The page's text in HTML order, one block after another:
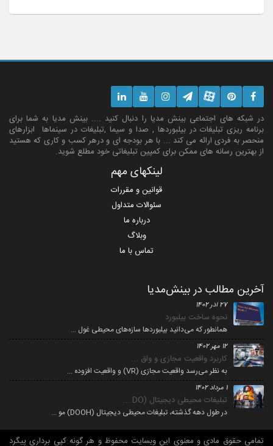
در شبکه های اجتماعی بینش مدیا را دنبال کنید .... بینش مدیا به شما برای
برنامه ریزی تبلیغات در بیلبوردها , صدا و سیما ,تبلیغات در سینماها ابزارهای
منحصر به فردی ارائه می کند ... با هر بودجه ای و درهر کسب و کاری که هستید
از بهترین رسانه های ممکن برای کمپین تبلیغاتی خود مطلع شوید.
لینکهای مهم
قوانین و مقررات
سئوالات متداول
درباره ما
وبلاگ
تماس با ما
آخرین مطالب در بینش‌مدیا
27 آذر 1402
نحوه ساخت بیلبورد
همانطور که می‌­دانید بیلبوردها سازه‌­های محیطی غول ...
12 مهر 1402
کاربرد واقعیت مجازی و واق ...
به نظر می­‌رسد واقعیت مجازی (VR) و واقعیت افزوده ...
1 مرداد 1402
تبلیغات محیطی دیجیتال (DO ...
در طول دهه گذشته، تبلیغات محیطی دیجیتال (DOOH) مو ...
تمامی حقوق مادی و معنوی این وبسایت محفوظ و هر گونه کپی برداری پیگرد